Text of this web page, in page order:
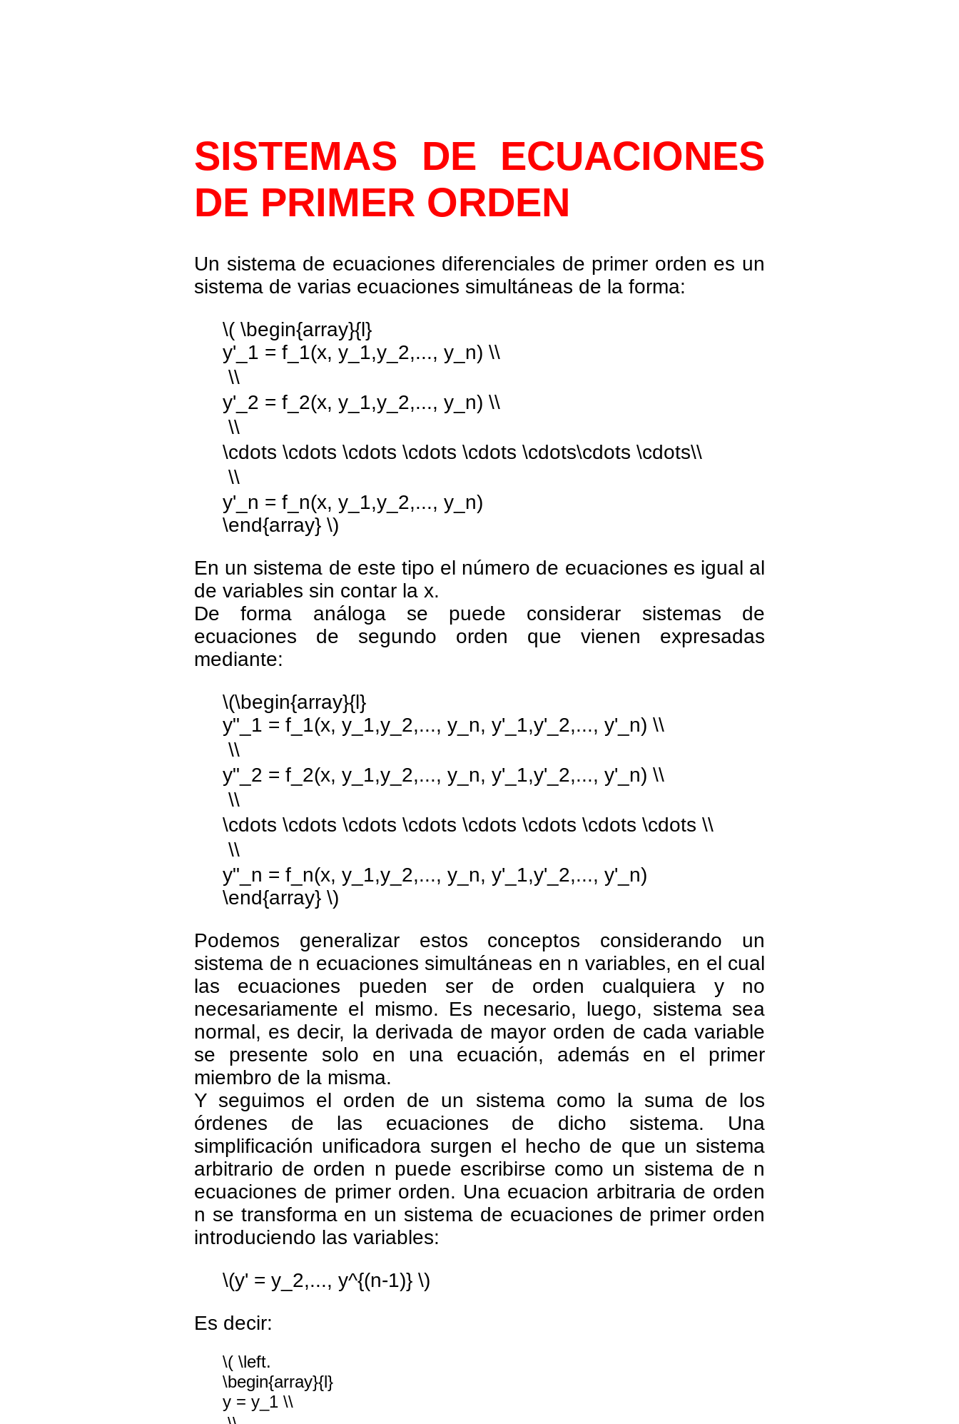
SISTEMAS DE ECUACIONES
DE PRIMER ORDEN
Un sistema de ecuaciones diferenciales de primer orden es un
sistema de varias ecuaciones simultáneas de la forma:
\( \begin{array}{l}
y'_1 = f_1(x, y_1,y_2,..., y_n) \\
\\
y'_2 = f_2(x, y_1,y_2,..., y_n) \\
\\
\cdots \cdots \cdots \cdots \cdots \cdots\cdots \cdots\\
\\
y'_n = f_n(x, y_1,y_2,..., y_n)
\end{array} \)
En un sistema de este tipo el número de ecuaciones es igual al
de variables sin contar la x.
De forma análoga se puede considerar sistemas de
ecuaciones de segundo orden que vienen expresadas
mediante:
\(\begin{array}{l}
y"_1 = f_1(x, y_1,y_2,..., y_n, y'_1,y'_2,..., y'_n) \\
\\
y"_2 = f_2(x, y_1,y_2,..., y_n, y'_1,y'_2,..., y'_n) \\
\\
\cdots \cdots \cdots \cdots \cdots \cdots \cdots \cdots \\
\\
y"_n = f_n(x, y_1,y_2,..., y_n, y'_1,y'_2,..., y'_n)
\end{array} \)
Podemos generalizar estos conceptos considerando un
sistema de n ecuaciones simultáneas en n variables, en el cual
las ecuaciones pueden ser de orden cualquiera y no
necesariamente el mismo. Es necesario, luego, sistema sea
normal, es decir, la derivada de mayor orden de cada variable
se presente solo en una ecuación, además en el primer
miembro de la misma.
Y seguimos el orden de un sistema como la suma de los
órdenes de las ecuaciones de dicho sistema. Una
simplificación unificadora surgen el hecho de que un sistema
arbitrario de orden n puede escribirse como un sistema de n
ecuaciones de primer orden. Una ecuacion arbitraria de orden
n se transforma en un sistema de ecuaciones de primer orden
introduciendo las variables:
\(y' = y_2,..., y^{(n-1)} \)
Es decir:
\( \left.
\begin{array}{l}
y = y_1 \\